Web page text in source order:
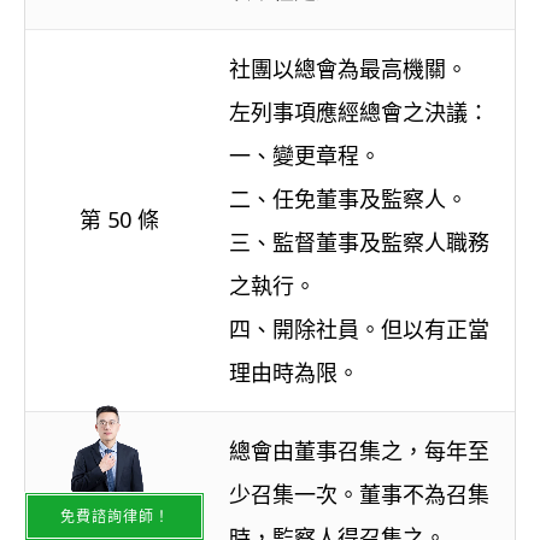
免費諮詢律師！
第 50 條
社團以總會為最高機關。
左列事項應經總會之決議：
一、變更章程。
二、任免董事及監察人。
三、監督董事及監察人職務
之執行。
四、開除社員。但以有正當
理由時為限。
總會由董事召集之，每年至
少召集一次。董事不為召集